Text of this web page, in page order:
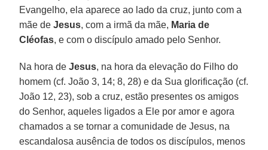
Evangelho, ela aparece ao lado da cruz, junto com a
mãe deJesus, com a irmã da mãe, Maria de
Cléofas, e com o discípulo amado pelo Senhor.
Na hora deJesus, na hora da elevação do Filho do
homem (cf. João 3, 14; 8, 28) e da Sua glorificação (cf.
João 12, 23), sob a cruz, estão presentes os amigos
do Senhor, aqueles ligados a Ele por amor e agora
chamados a se tornar a comunidade de Jesus, na
escandalosa ausência de todos os discípulos, menos